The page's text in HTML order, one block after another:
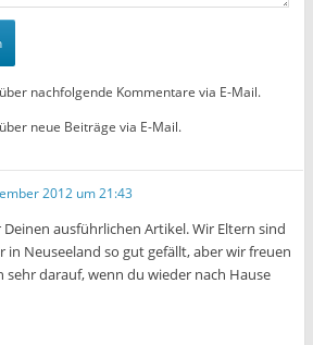
nachfolgende Kommentare via E-Mail.
neue Beiträge via E-Mail.
2012 um 21:43
ausführlichen Artikel. Wir Eltern sind
in Neuseeland so gut gefällt, aber wir freuen
sehr darauf, wenn du wieder nach Hause